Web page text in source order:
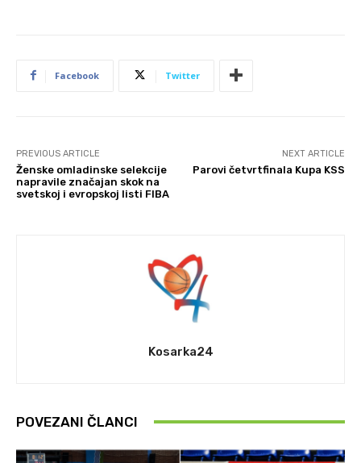
Facebook Twitter
PREVIOUS ARTICLE
Ženske omladinske selekcije
napravile značajan skok na
svetskoj i evropskoj listi FIBA
NEXT ARTICLE
Parovi četvrtfinala Kupa KSS
Kosarka24
POVEZANI ČLANCI